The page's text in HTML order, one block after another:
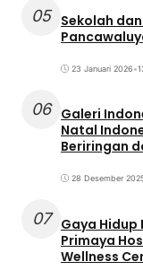
05 Sekolah
23 Januari 2026•
06 Galeri
Natal
Beriringan
28 Desember
07
Gaya Hidup
Primaya
Wellness